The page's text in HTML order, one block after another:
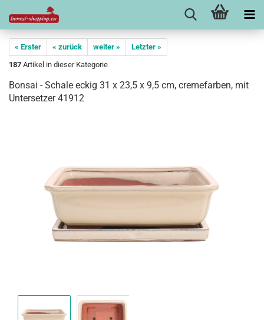
« Erster « zurück weiter »
Letzter »
187 Artikel in dieser Kategorie
Bonsai - Schale eckig 31 x 23,5 x 9,5 cm, cremefarben, mit
Untersetzer 41912